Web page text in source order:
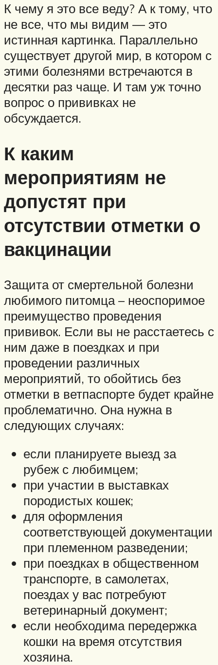
К чему я это все веду? А к тому, что
не все, что мы видим — это
истинная картинка. Параллельно
существует другой мир, в котором с
этими болезнями встречаются в
десятки раз чаще. И там уж точно
вопрос о прививках не
обсуждается.
К каким
мероприятиям не
допустят при
отсутствии отметки о
вакцинации
Защита от смертельной болезни
любимого питомца – неоспоримое
преимущество проведения
прививок. Если вы не расстаетесь с
ним даже в поездках и при
проведении различных
мероприятий, то обойтись без
отметки в ветпаспорте будет крайне
проблематично. Она нужна в
следующих случаях:
если планируете выезд за
рубеж с любимцем;
при участии в выставках
породистых кошек;
для оформления
соответствующей документации
при племенном разведении;
при поездках в общественном
транспорте, в самолетах,
поездах у вас потребуют
ветеринарный документ;
если необходима передержка
кошки на время отсутствия
хозяина.